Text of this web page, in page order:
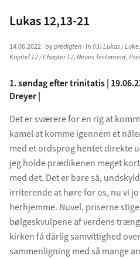
Lukas 12,13-21
14.06.2022· bypredigten· in03) Lukas / Luke,
Kapitel 12 / Chapter 12,Neues Testament,
1. søndag efter trinitatis |
Dreyer |
Det er sværere for en rig at
kamel at komme igennem et
med et ordsprog hentet direkte
jeg holde prædikenen meget
med det. Det er bare så,
irriterende at høre for os, nu vi
herhjemme. Nuvel, priserne
bølgeskvulpene af verdens
kirken få dårlig samvittighed
sammenligning med så mange